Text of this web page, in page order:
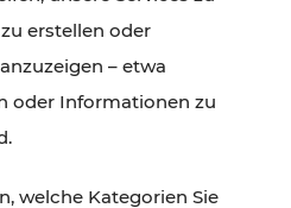
erstellen oder
– etwa
oder Informationen zu
welche Kategorien Sie